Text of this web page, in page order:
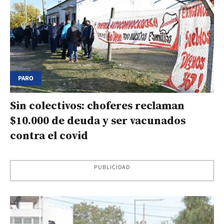
PARO
Sin colectivos: choferes reclaman
$10.000 de deuda y ser vacunados
contra el covid
PUBLICIDAD